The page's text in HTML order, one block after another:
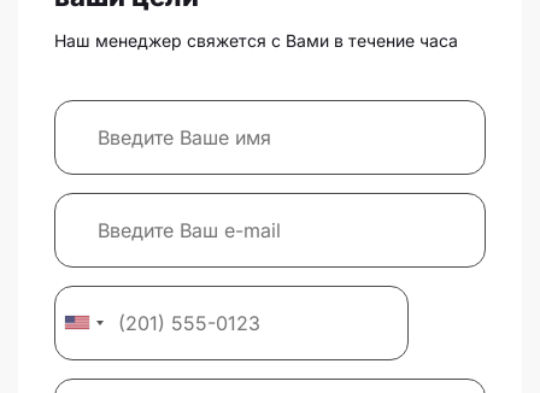
Наш менеджер свяжется с Вами в течение часа